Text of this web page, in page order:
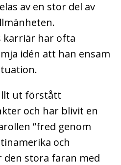
av en stor del av
karriär har ofta
idén att han ensam
ut förstått
och har blivit en
”fred genom
och
den stora faran med